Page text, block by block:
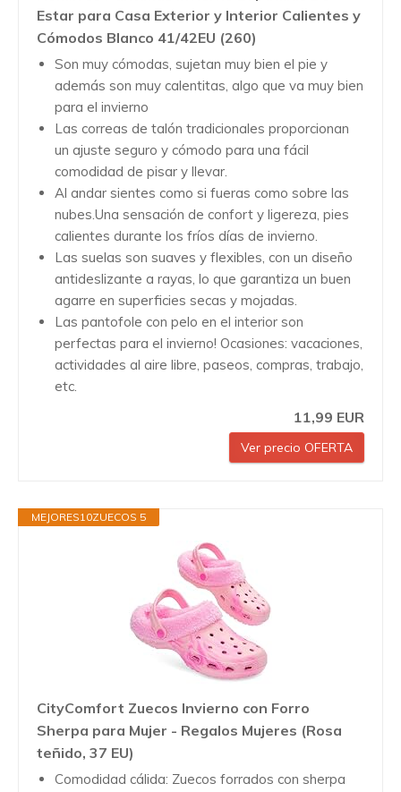
Estar para Casa Exterior y Interior Calientes y
Cómodos Blanco 41/42EU (260)
Son muy cómodas, sujetan muy bien el pie y
además son muy calentitas, algo que va muy bien
para el invierno
Las correas de talón tradicionales proporcionan
un ajuste seguro y cómodo para una fácil
comodidad de pisar y llevar.
Al andar sientes como si fueras como sobre las
nubes.Una sensación de confort y ligereza, pies
calientes durante los fríos días de invierno.
Las suelas son suaves y flexibles, con un diseño
antideslizante a rayas, lo que garantiza un buen
agarre en superficies secas y mojadas.
Las pantofole con pelo en el interior son
perfectas para el invierno! Ocasiones: vacaciones,
actividades al aire libre, paseos, compras, trabajo,
etc.
11,99 EUR
Ver precio OFERTA
MEJORES10ZUECOS 5
CityComfort Zuecos Invierno con Forro
Sherpa para Mujer - Regalos Mujeres (Rosa
teñido, 37 EU)
Comodidad cálida: Zuecos forrados con sherpa